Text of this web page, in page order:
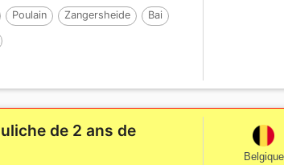
Poulain Zangersheide Bai
de 2 ans de
Belgique